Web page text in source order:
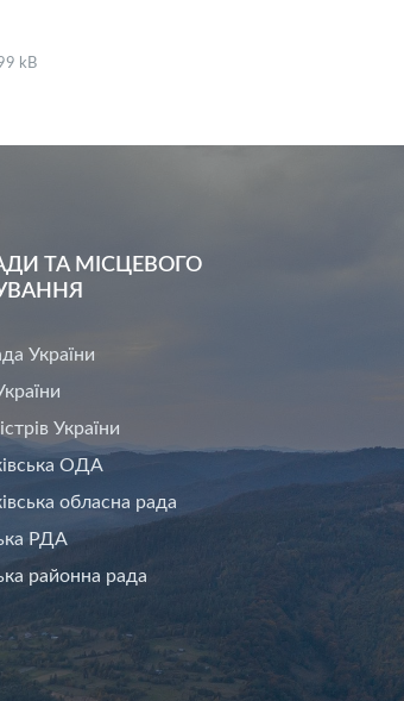
kB
ТА МІСЦЕВОГО
України
України
ОДА
обласна рада
РДА
районна рада